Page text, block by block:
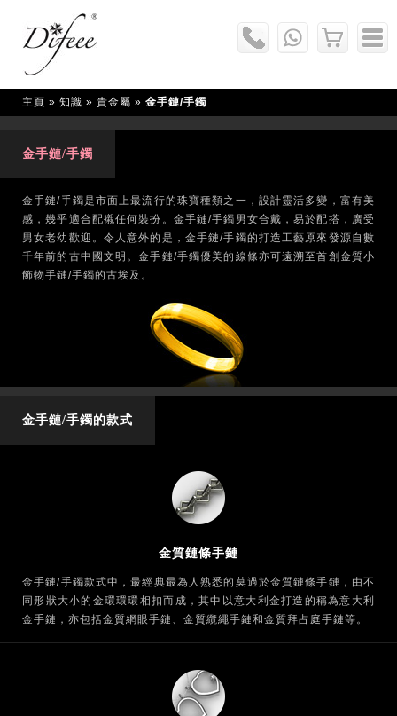
主頁 » 知識 » 貴金屬 » 金手鏈/手鐲
金手鏈/手鐲
金手鏈/手鐲是市面上最流行的珠寶種類之一，設計靈活多變，富有美
感，幾乎適合配襯任何裝扮。金手鏈/手鐲男女合戴，易於配搭，廣受
男女老幼歡迎。令人意外的是，金手鏈/手鐲的打造工藝原來發源自數
千年前的古中國文明。金手鏈/手鐲優美的線條亦可遠溯至首創金質小
飾物手鏈/手鐲的古埃及。
金手鏈/手鐲的款式
金質鏈條手鏈
金手鏈/手鐲款式中，最經典最為人熟悉的莫過於金質鏈條手鏈，由不
同形狀大小的金環環環相扣而成，其中以意大利金打造的稱為意大利
金手鏈，亦包括金質網眼手鏈、金質纜繩手鏈和金質拜占庭手鏈等。